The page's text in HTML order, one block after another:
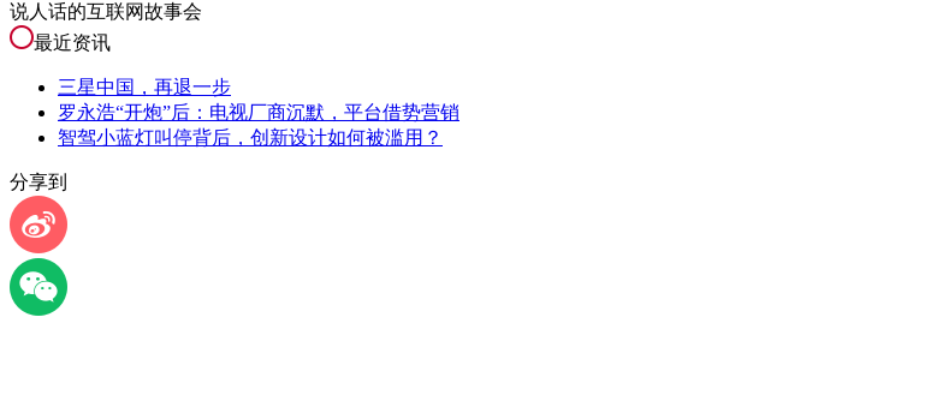
说人话的互联网故事会
最近资讯
三星中国，再退一步
罗永浩“开炮”后：电视厂商沉默，平台借势营销
智驾小蓝灯叫停背后，创新设计如何被滥用？
分享到